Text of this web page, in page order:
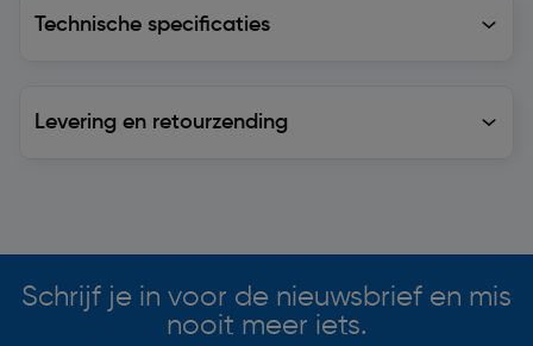
Technische specificaties
Levering en retourzending
Schrijf je in voor de nieuwsbrief en mis
nooit meer iets.